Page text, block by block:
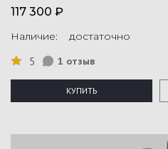
117 300 ₽
Наличие: достаточно
5 1 отзыв
КУПИТЬ